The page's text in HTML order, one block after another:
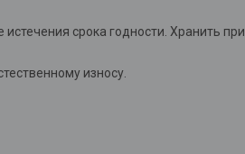
срока годности. Хранить при
износу.